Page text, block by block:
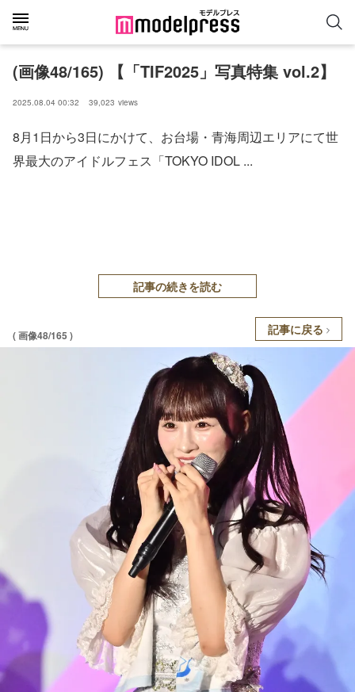
(画像48/165) 【「TIF2025」写真特集 vol.2】
2025.08.04 00:32 39,023 views
8月1日から3日にかけて、お台場・青海周辺エリアにて世
界最大のアイドルフェス「TOKYO IDOL ...
記事の続きを読む
( 画像48/165 ) 記事に戻る